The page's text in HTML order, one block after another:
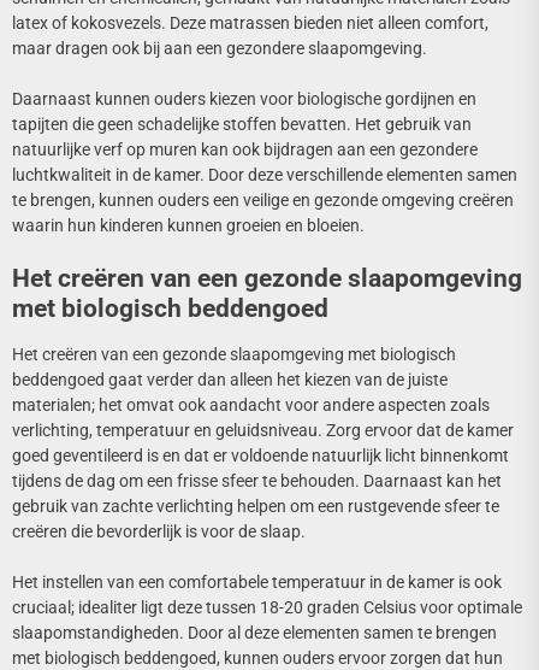
latex of kokosvezels. Deze matrassen bieden niet alleen comfort,
maar dragen ook bij aan een gezondere slaapomgeving.
Daarnaast kunnen ouders kiezen voor biologische gordijnen en
tapijten die geen schadelijke stoffen bevatten. Het gebruik van
natuurlijke verf op muren kan ook bijdragen aan een gezondere
luchtkwaliteit in de kamer. Door deze verschillende elementen samen
te brengen, kunnen ouders een veilige en gezonde omgeving creëren
waarin hun kinderen kunnen groeien en bloeien.
Het creëren van een gezonde slaapomgeving
met biologisch beddengoed
Het creëren van een gezonde slaapomgeving met biologisch
beddengoed gaat verder dan alleen het kiezen van de juiste
materialen; het omvat ook aandacht voor andere aspecten zoals
verlichting, temperatuur en geluidsniveau. Zorg ervoor dat de kamer
goed geventileerd is en dat er voldoende natuurlijk licht binnenkomt
tijdens de dag om een frisse sfeer te behouden. Daarnaast kan het
gebruik van zachte verlichting helpen om een rustgevende sfeer te
creëren die bevorderlijk is voor de slaap.
Het instellen van een comfortabele temperatuur in de kamer is ook
cruciaal; idealiter ligt deze tussen 18-20 graden Celsius voor optimale
slaapomstandigheden. Door al deze elementen samen te brengen
met biologisch beddengoed, kunnen ouders ervoor zorgen dat hun